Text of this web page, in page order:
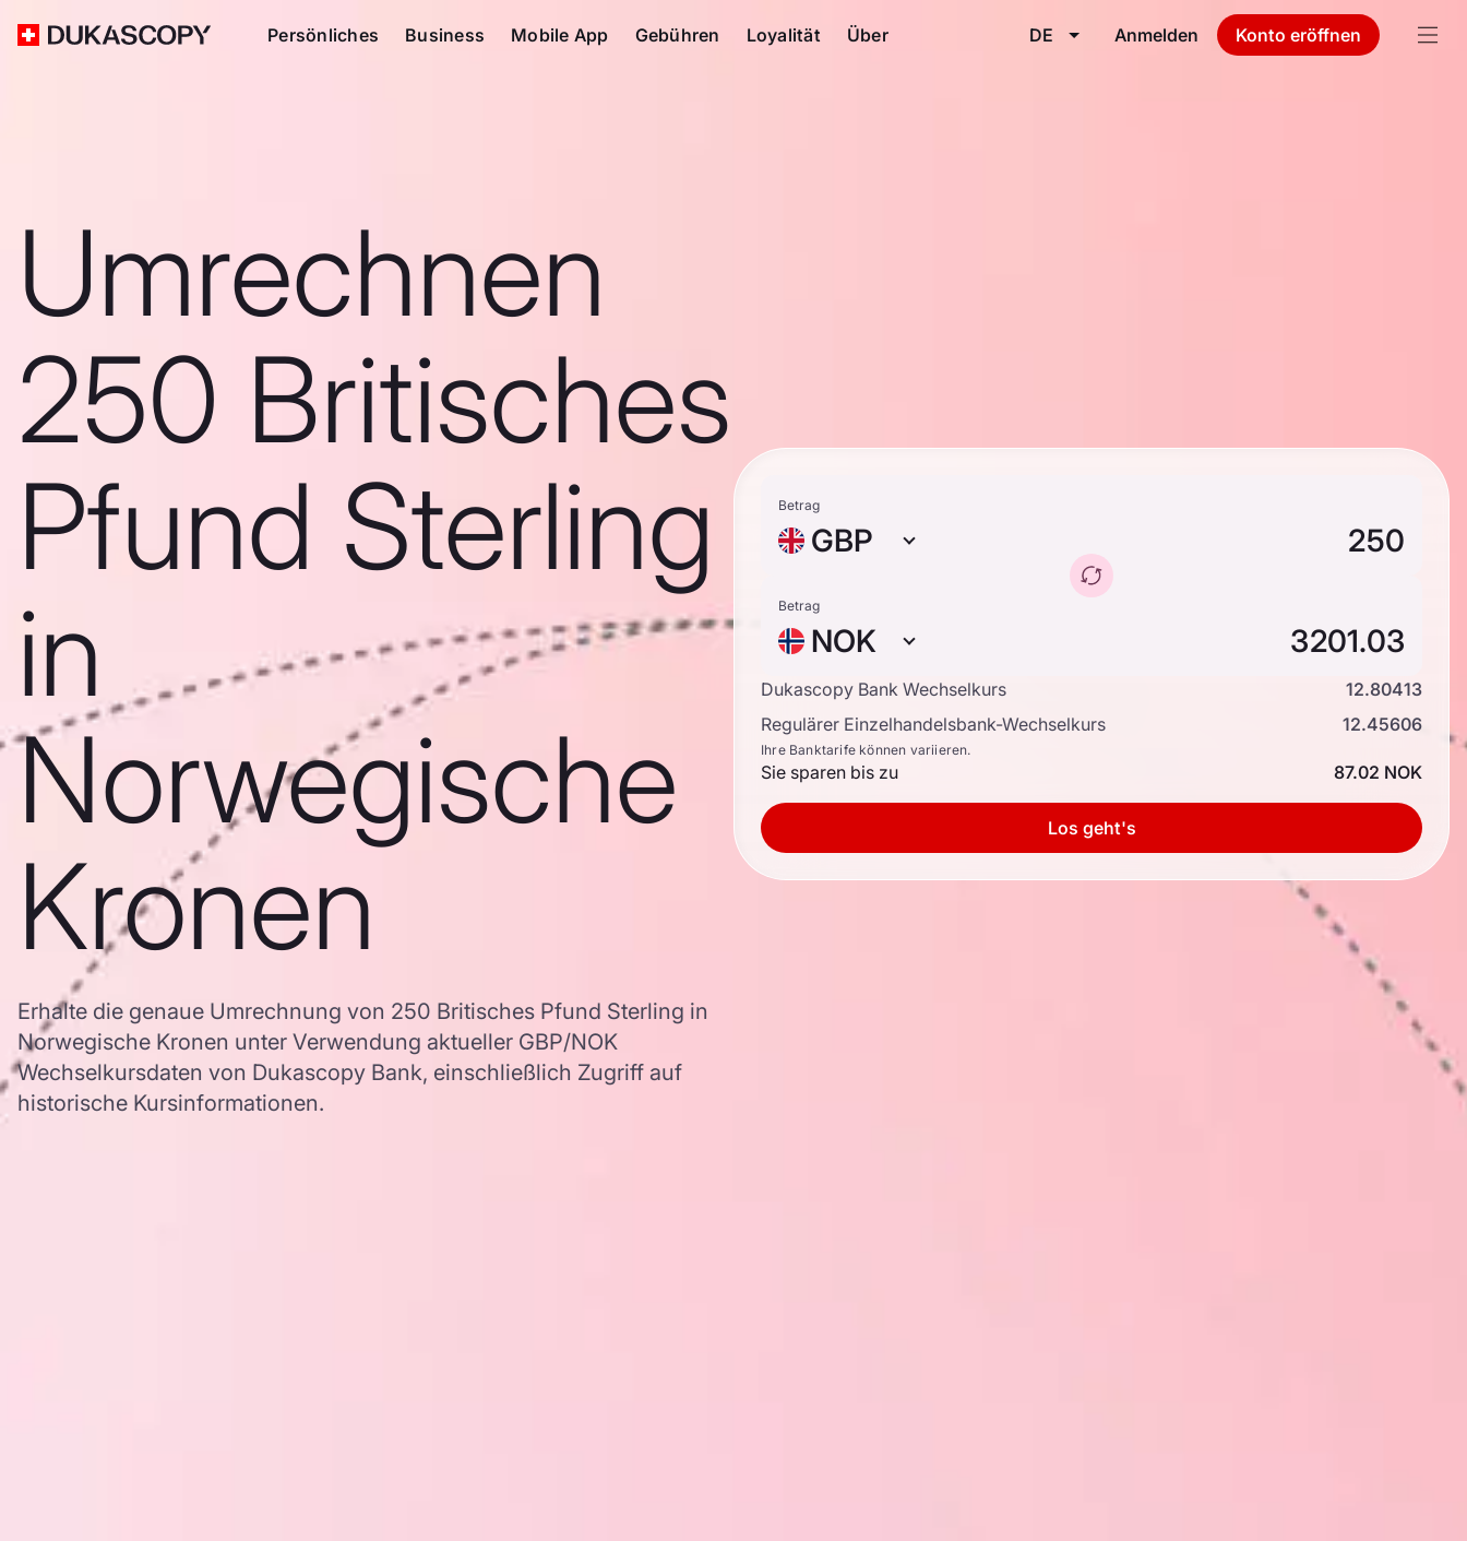
Persönliches Business Mobile App Gebühren Loyalität Über DE Anmelden Konto eröffnen
Umrechnen
250 Britisches
Pfund Sterling
in
Norwegische
Kronen
Erhalte die genaue Umrechnung von 250 Britisches Pfund Sterling in
Norwegische Kronen unter Verwendung aktueller GBP/NOK
Wechselkursdaten von Dukascopy Bank, einschließlich Zugriff auf
historische Kursinformationen.
Betrag
GBP
Betrag
NOK
Dukascopy Bank Wechselkurs
12.80413
Regulärer Einzelhandelsbank-Wechselkurs
12.45606
Ihre Banktarife können variieren.
Sie sparen bis zu 87.02 NOK
Los geht's